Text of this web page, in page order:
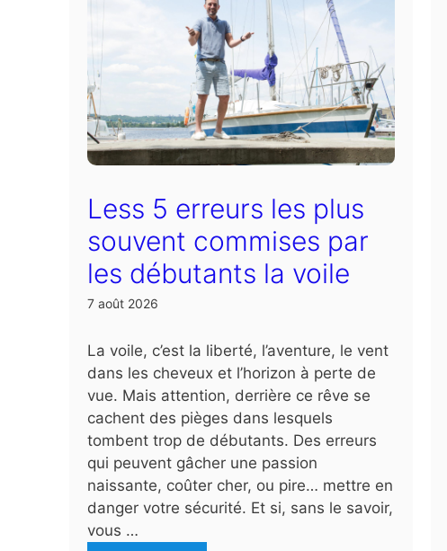
Less 5 erreurs les plus
souvent commises par
les débutants la voile
7 août 2026
La voile, c’est la liberté, l’aventure, le vent
dans les cheveux et l’horizon à perte de
vue. Mais attention, derrière ce rêve se
cachent des pièges dans lesquels
tombent trop de débutants. Des erreurs
qui peuvent gâcher une passion
naissante, coûter cher, ou pire… mettre en
danger votre sécurité. Et si, sans le savoir,
vous …